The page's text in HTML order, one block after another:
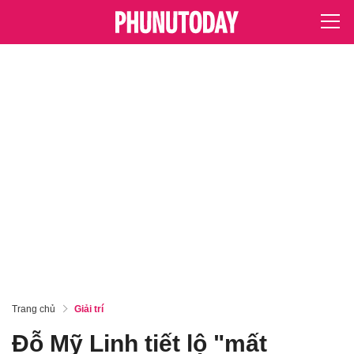
Trang chủ Giải trí
Đỗ Mỹ Linh tiết lộ "mất